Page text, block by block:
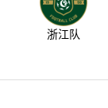
浙江队